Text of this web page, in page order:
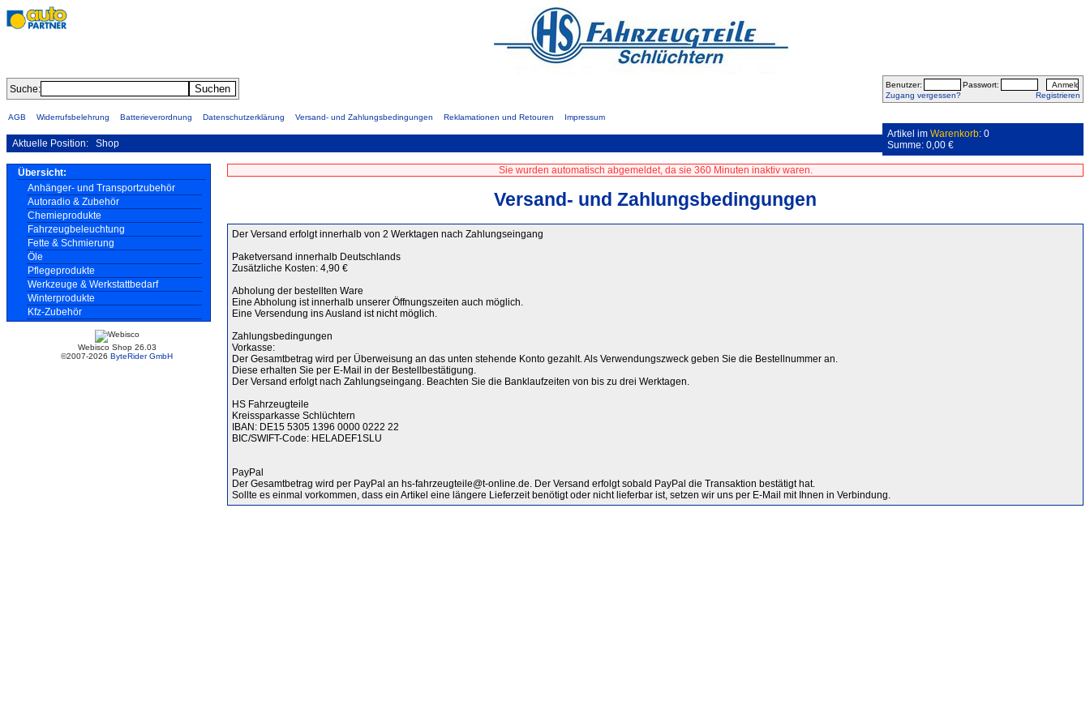
Suche: Benutzer:
Passwort:
Zugang vergessen?
Registrieren
AGB Widerrufsbelehrung Batterieverordnung Datenschutzerklärung Versand- und Zahlungsbedingungen Reklamationen und Retouren Impressum
Aktuelle Position: Shop
Artikel im Warenkorb: 0
Summe: 0,00 €
Übersicht:
Anhänger- und Transportzubehör
Autoradio & Zubehör
Chemieprodukte
Fahrzeugbeleuchtung
Fette & Schmierung
Öle
Pflegeprodukte
Werkzeuge & Werkstattbedarf
Winterprodukte
Kfz-Zubehör
Webisco Shop 26.03
©2007-2026 ByteRider GmbH
Sie wurden automatisch abgemeldet, da sie 360 Minuten inaktiv waren.
Versand- und Zahlungsbedingungen
Der Versand erfolgt innerhalb von 2 Werktagen nach Zahlungseingang
Paketversand innerhalb Deutschlands
Zusätzliche Kosten: 4,90 €
Abholung der bestellten Ware
Eine Abholung ist innerhalb unserer Öffnungszeiten auch möglich.
Eine Versendung ins Ausland ist nicht möglich.
Zahlungsbedingungen
Vorkasse:
Der Gesamtbetrag wird per Überweisung an das unten stehende Konto gezahlt. Als Verwendungszweck geben Sie die Bestellnummer an.
Diese erhalten Sie per E-Mail in der Bestellbestätigung.
Der Versand erfolgt nach Zahlungseingang. Beachten Sie die Banklaufzeiten von bis zu drei Werktagen.
HS Fahrzeugteile
Kreissparkasse Schlüchtern
IBAN: DE15 5305 1396 0000 0222 22
BIC/SWIFT-Code: HELADEF1SLU
PayPal
Der Gesamtbetrag wird per PayPal an hs-fahrzeugteile@t-online.de. Der Versand erfolgt sobald PayPal die Transaktion bestätigt hat.
Sollte es einmal vorkommen, dass ein Artikel eine längere Lieferzeit benötigt oder nicht lieferbar ist, setzen wir uns per E-Mail mit Ihnen in Verbindung.